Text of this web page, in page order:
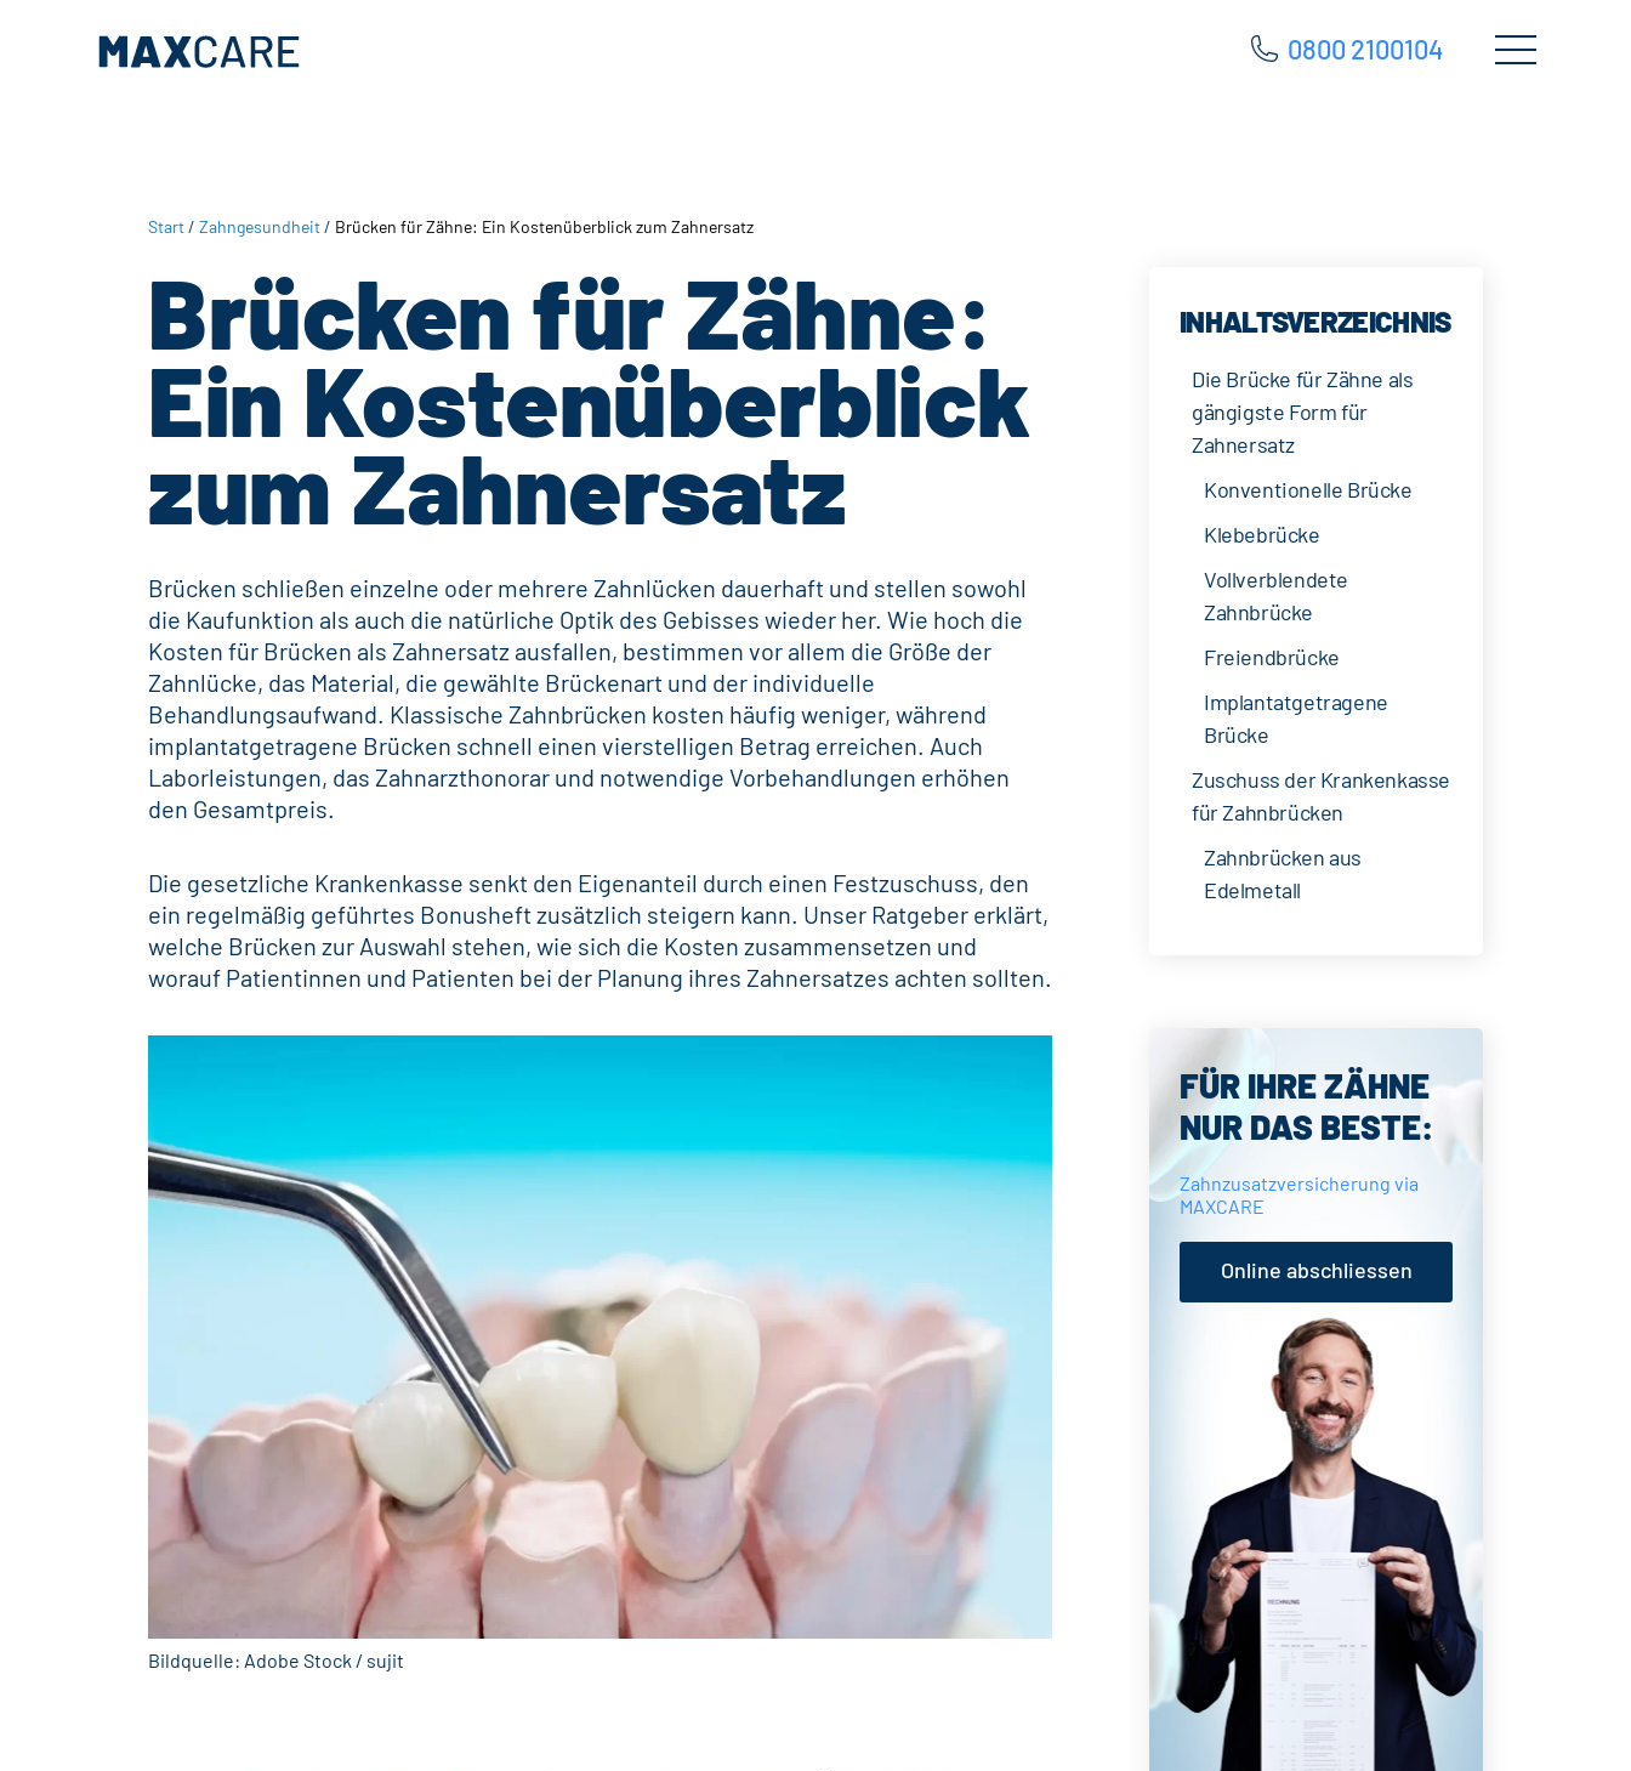
0800 2100104
Start/ Zahngesundheit/ Brücken für Zähne: Ein Kostenüberblick zum Zahnersatz
Brücken für Zähne:
Ein Kostenüberblick
zum Zahnersatz
Brücken schließen einzelne oder mehrere Zahnlücken dauerhaft und stellen sowohl
die Kaufunktion als auch die natürliche Optik des Gebisses wieder her. Wie hoch die
Kosten für Brücken als Zahnersatz ausfallen, bestimmen vor allem die Größe der
Zahnlücke, das Material, die gewählte Brückenart und der individuelle
Behandlungsaufwand. Klassische Zahnbrücken kosten häufig weniger, während
implantatgetragene Brücken schnell einen vierstelligen Betrag erreichen. Auch
Laborleistungen, das Zahnarzthonorar und notwendige Vorbehandlungen erhöhen
den Gesamtpreis.
Die gesetzliche Krankenkasse senkt den Eigenanteil durch einen Festzuschuss, den
ein regelmäßig geführtes Bonusheft zusätzlich steigern kann. Unser Ratgeber erklärt,
welche Brücken zur Auswahl stehen, wie sich die Kosten zusammensetzen und
worauf Patientinnen und Patienten bei der Planung ihres Zahnersatzes achten sollten.
Bildquelle: Adobe Stock / sujit
INHALTSVERZEICHNIS
Die Brücke für Zähne als
gängigste Form für
Zahnersatz
Konventionelle Brücke
Klebebrücke
Vollverblendete
Zahnbrücke
Freiendbrücke
Implantatgetragene
Brücke
Zuschuss der Krankenkasse
für Zahnbrücken
Zahnbrücken aus
Edelmetall
Seitenspalte
FÜR IHRE ZÄHNE
NUR DAS BESTE:
Zahnzusatzversicherung via
MAXCARE
Online abschliessen